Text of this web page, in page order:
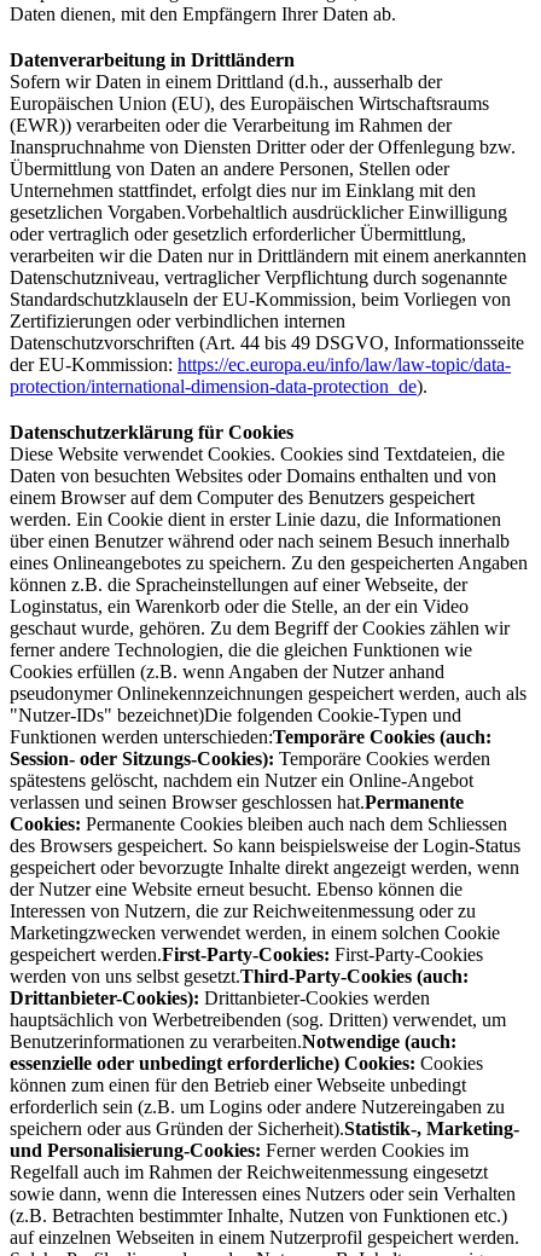
Daten dienen, mit den Empfängern Ihrer Daten ab.
Datenverarbeitung in Drittländern
Sofern wir Daten in einem Drittland (d.h., ausserhalb der
Europäischen Union (EU), des Europäischen Wirtschaftsraums
(EWR)) verarbeiten oder die Verarbeitung im Rahmen der
Inanspruchnahme von Diensten Dritter oder der Offenlegung bzw.
Übermittlung von Daten an andere Personen, Stellen oder
Unternehmen stattfindet, erfolgt dies nur im Einklang mit den
gesetzlichen Vorgaben.Vorbehaltlich ausdrücklicher Einwilligung
oder vertraglich oder gesetzlich erforderlicher Übermittlung,
verarbeiten wir die Daten nur in Drittländern mit einem anerkannten
Datenschutzniveau, vertraglicher Verpflichtung durch sogenannte
Standardschutzklauseln der EU-Kommission, beim Vorliegen von
Zertifizierungen oder verbindlichen internen
Datenschutzvorschriften (Art. 44 bis 49 DSGVO, Informationsseite
der EU-Kommission: https://ec.europa.eu/info/law/law-topic/data-
protection/international-dimension-data-protection_de).
Datenschutzerklärung für Cookies
Diese Website verwendet Cookies. Cookies sind Textdateien, die
Daten von besuchten Websites oder Domains enthalten und von
einem Browser auf dem Computer des Benutzers gespeichert
werden. Ein Cookie dient in erster Linie dazu, die Informationen
über einen Benutzer während oder nach seinem Besuch innerhalb
eines Onlineangebotes zu speichern. Zu den gespeicherten Angaben
können z.B. die Spracheinstellungen auf einer Webseite, der
Loginstatus, ein Warenkorb oder die Stelle, an der ein Video
geschaut wurde, gehören. Zu dem Begriff der Cookies zählen wir
ferner andere Technologien, die die gleichen Funktionen wie
Cookies erfüllen (z.B. wenn Angaben der Nutzer anhand
pseudonymer Onlinekennzeichnungen gespeichert werden, auch als
"Nutzer-IDs" bezeichnet)Die folgenden Cookie-Typen und
Funktionen werden unterschieden:Temporäre Cookies (auch:
Session- oder Sitzungs-Cookies): Temporäre Cookies werden
spätestens gelöscht, nachdem ein Nutzer ein Online-Angebot
verlassen und seinen Browser geschlossen hat.Permanente
Cookies: Permanente Cookies bleiben auch nach dem Schliessen
des Browsers gespeichert. So kann beispielsweise der Login-Status
gespeichert oder bevorzugte Inhalte direkt angezeigt werden, wenn
der Nutzer eine Website erneut besucht. Ebenso können die
Interessen von Nutzern, die zur Reichweitenmessung oder zu
Marketingzwecken verwendet werden, in einem solchen Cookie
gespeichert werden.First-Party-Cookies: First-Party-Cookies
werden von uns selbst gesetzt.Third-Party-Cookies (auch:
Drittanbieter-Cookies): Drittanbieter-Cookies werden
hauptsächlich von Werbetreibenden (sog. Dritten) verwendet, um
Benutzerinformationen zu verarbeiten.Notwendige (auch:
essenzielle oder unbedingt erforderliche) Cookies: Cookies
können zum einen für den Betrieb einer Webseite unbedingt
erforderlich sein (z.B. um Logins oder andere Nutzereingaben zu
speichern oder aus Gründen der Sicherheit).Statistik-, Marketing-
und Personalisierung-Cookies: Ferner werden Cookies im
Regelfall auch im Rahmen der Reichweitenmessung eingesetzt
sowie dann, wenn die Interessen eines Nutzers oder sein Verhalten
(z.B. Betrachten bestimmter Inhalte, Nutzen von Funktionen etc.)
auf einzelnen Webseiten in einem Nutzerprofil gespeichert werden.